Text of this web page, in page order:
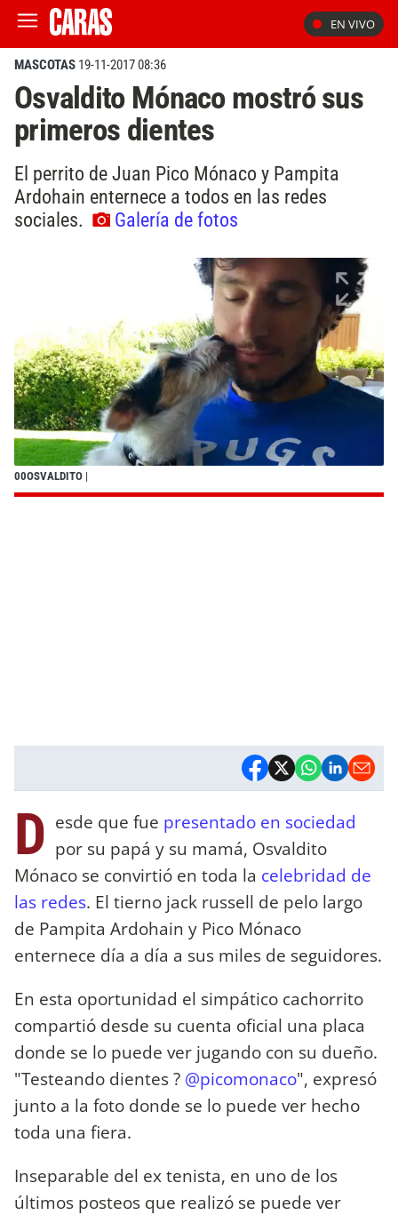
EN VIVO
MASCOTAS 19-11-2017 08:36
Osvaldito Mónaco mostró sus
primeros dientes
El perrito de Juan Pico Mónaco y Pampita
Ardohain enternece a todos en las redes
sociales.
Galería de fotos
00OSVALDITO |
D esde que fue presentado en sociedad
por su papá y su mamá, Osvaldito
Mónaco se convirtió en toda la celebridad de
las redes. El tierno jack russell de pelo largo
de Pampita Ardohain y Pico Mónaco
enternece día a día a sus miles de seguidores.
En esta oportunidad el simpático cachorrito
compartió desde su cuenta oficial una placa
donde se lo puede ver jugando con su dueño.
"Testeando dientes ? @picomonaco", expresó
junto a la foto donde se lo puede ver hecho
toda una fiera.
Inseparable del ex tenista, en uno de los
últimos posteos que realizó se puede ver